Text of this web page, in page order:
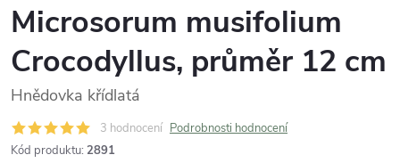
Microsorum musifolium
Crocodyllus, průměr 12 cm
Hnědovka křídlatá
3 hodnocení Podrobnosti hodnocení
Kód produktu: 2891